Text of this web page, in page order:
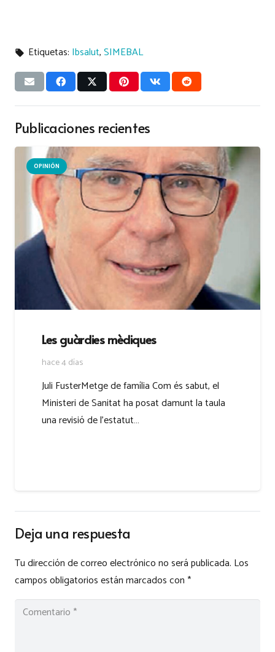
local_offer Etiquetas: Ibsalut,SIMEBAL
Publicaciones recientes
OPINIÓN
Les guàrdies mèdiques
hace 4 días
Juli FusterMetge de família Com és sabut, el
Ministeri de Sanitat ha posat damunt la taula
una revisió de l’estatut…
Deja una respuesta
Tu dirección de correo electrónico no será publicada. Los
campos obligatorios están marcados con*